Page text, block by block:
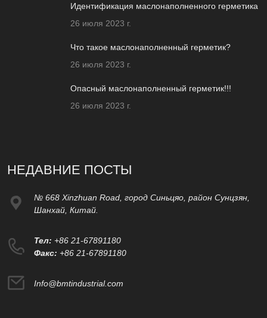
Идентификация маслонаполненного герметика
26 июля 2023 г.
Что такое маслонаполненный герметик?
26 июля 2023 г.
Опасный маслонаполненный герметик!!!
26 июля 2023 г.
НЕДАВНИЕ ПОСТЫ
№ 668 Xinzhuan Road, город Синьцяо, район Сунцзян,
Шанхай, Китай.
Тел: +86 21-67891180
Факс: +86 21-67891180
Info@bmtindustrial.com